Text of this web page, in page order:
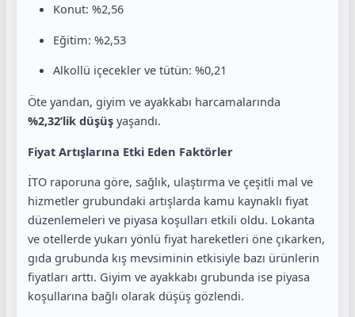
Konut: %2,56
Eğitim: %2,53
Alkollü içecekler ve tütün: %0,21
Öte yandan, giyim ve ayakkabı harcamalarında
%2,32’lik düşüş yaşandı.
Fiyat Artışlarına Etki Eden Faktörler
İTO raporuna göre, sağlık, ulaştırma ve çeşitli mal ve
hizmetler grubundaki artışlarda kamu kaynaklı fiyat
düzenlemeleri ve piyasa koşulları etkili oldu. Lokanta
ve otellerde yukarı yönlü fiyat hareketleri öne çıkarken,
gıda grubunda kış mevsiminin etkisiyle bazı ürünlerin
fiyatları arttı. Giyim ve ayakkabı grubunda ise piyasa
koşullarına bağlı olarak düşüş gözlendi.